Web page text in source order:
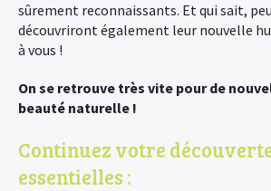
sûrement reconnaissants. Et qui sait,
découvriront également leur nouvelle
à vous !
On se retrouve très vite pour de
beauté naturelle !
Continuez votre
essentielles :